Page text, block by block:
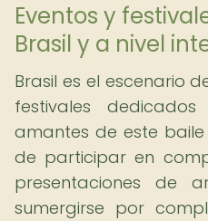
Eventos y
Brasil y a nivel
Brasil es el escenario
festivales
amantes de este
de participar en
presentaciones de
sumergirse por